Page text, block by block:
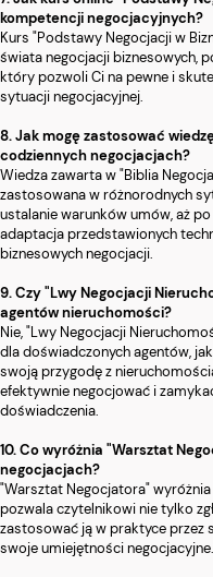
kompetencji negocjacyjnych?
Kurs "Podstawy Negocjacji w
świata negocjacji biznesowych,
który pozwoli Ci na pewne i
sytuacji negocjacyjnej.
8. Jak mogę zastosować
codziennych negocjacjach?
Wiedza zawarta w "Biblia
zastosowana w różnorodnych
ustalanie warunków umów, aż
adaptacja przedstawionych
biznesowych negocjacji.
9. Czy "Lwy Negocjacji
agentów nieruchomości?
Nie, "Lwy Negocjacji
dla doświadczonych agentów,
swoją przygodę z
efektywnie negocjować i
doświadczenia.
10. Co wyróżnia "Warsztat
negocjacjach?
"Warsztat Negocjatora"
pozwala czytelnikowi nie tylko
zastosować ją w praktyce przez
swoje umiejętności negocjacyjne.